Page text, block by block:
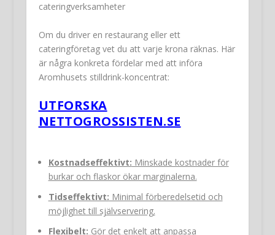
cateringverksamheter
Om du driver en restaurang eller ett
cateringföretag vet du att varje krona räknas. Här
är några konkreta fördelar med att införa
Aromhusets stilldrink-koncentrat:
UTFORSKA
NETTOGROSSISTEN.SE
Kostnadseffektivt: Minskade kostnader för
burkar och flaskor ökar marginalerna.
Tidseffektivt: Minimal förberedelsetid och
möjlighet till självservering.
Flexibelt: Gör det enkelt att anpassa